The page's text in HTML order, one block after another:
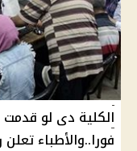
الكلية دى لو
فورا..والأطباء